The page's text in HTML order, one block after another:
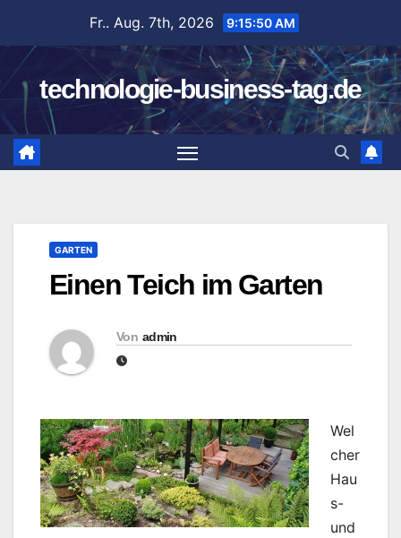
springen
Fr.. Aug. 7th, 2026 9:15:50 AM
technologie-business-tag.de
GARTEN
Einen Teich im Garten
Von admin
Wel
cher
Hau
s-
und